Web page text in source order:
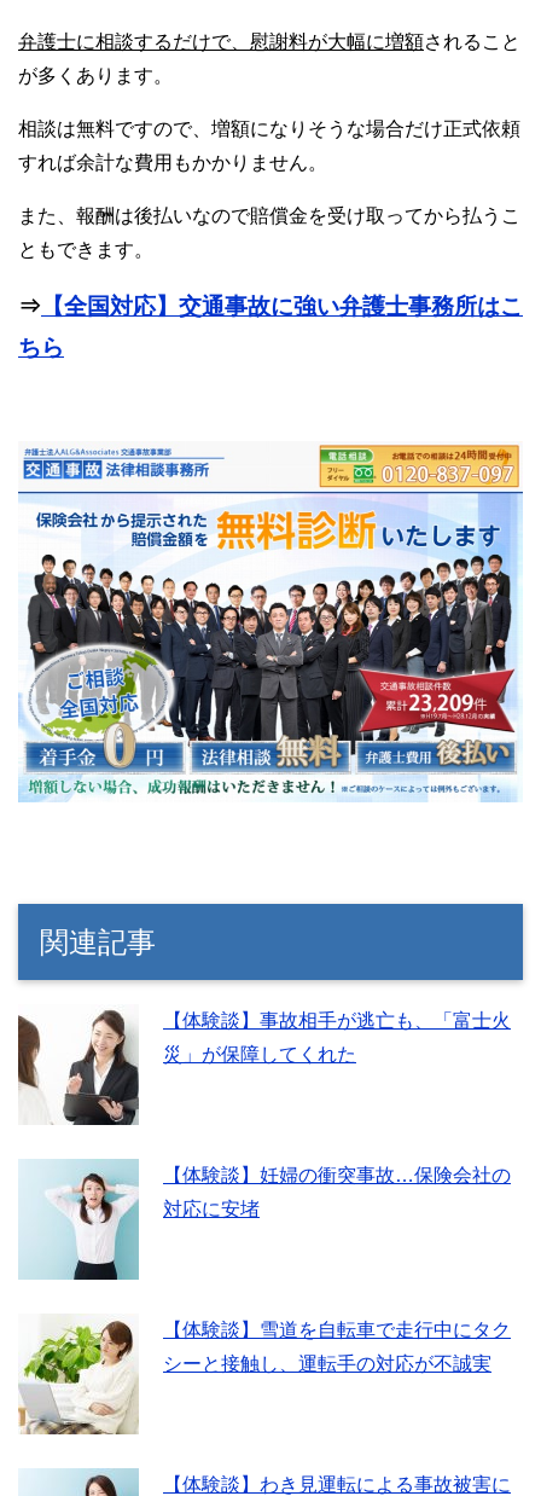
弁護士に相談するだけで、慰謝料が大幅に増額されること
が多くあります。
相談は無料ですので、増額になりそうな場合だけ正式依頼
すれば余計な費用もかかりません。
また、報酬は後払いなので賠償金を受け取ってから払うこ
ともできます。
⇒ 【全国対応】交通事故に強い弁護士事務所はこ
ちら
関連記事
【体験談】事故相手が逃亡も、「富士火
災」が保障してくれた
【体験談】妊婦の衝突事故…保険会社の
対応に安堵
【体験談】雪道を自転車で走行中にタク
シーと接触し、運転手の対応が不誠実
【体験談】わき見運転による事故被害に